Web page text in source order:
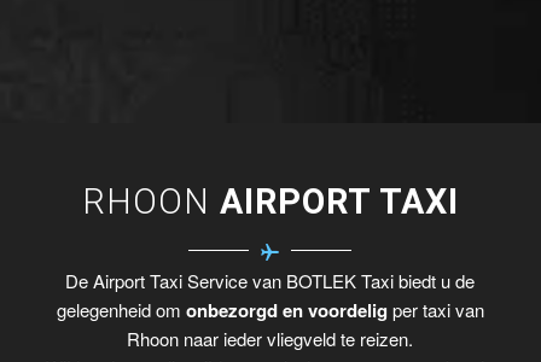
RHOON AIRPORT TAXI
De Airport Taxi Service van BOTLEK Taxi biedt u de
gelegenheid om onbezorgd en voordelig per taxi van
Rhoon naar ieder vliegveld te reizen.